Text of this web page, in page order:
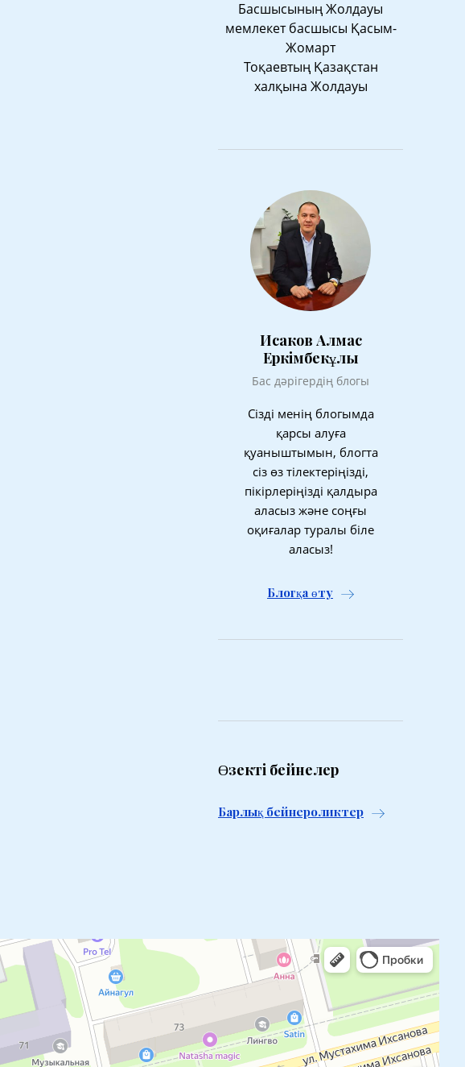
Басшысының Жолдауы
мемлекет басшысы Қасым-
Жомарт
Тоқаевтың Қазақстан
халқына Жолдауы
Исаков Алмас
Еркімбекұлы
Бас дәрігердің блогы
Сізді менің блогымда
қарсы алуға
қуаныштымын, блогта
сіз өз тілектеріңізді,
пікірлеріңізді қалдыра
аласыз және соңғы
оқиғалар туралы біле
аласыз!
Блогқа өту
Өзекті бейнелер
Барлық бейнероликтер